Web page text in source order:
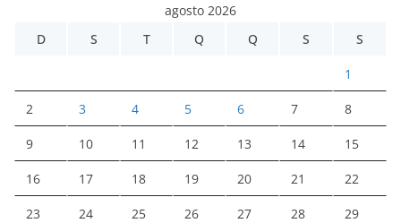
agosto 2026
D
S T Q Q S S
1
2 3 4 5 6 7 8
9 10 11 12 13 14 15
16 17 18 19 20 21 22
23 24 25 26 27 28 29